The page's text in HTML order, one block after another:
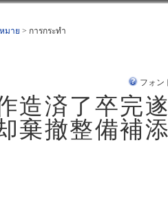
มาย > การกระทำ
フォン
造済了卒完
棄撤整備補